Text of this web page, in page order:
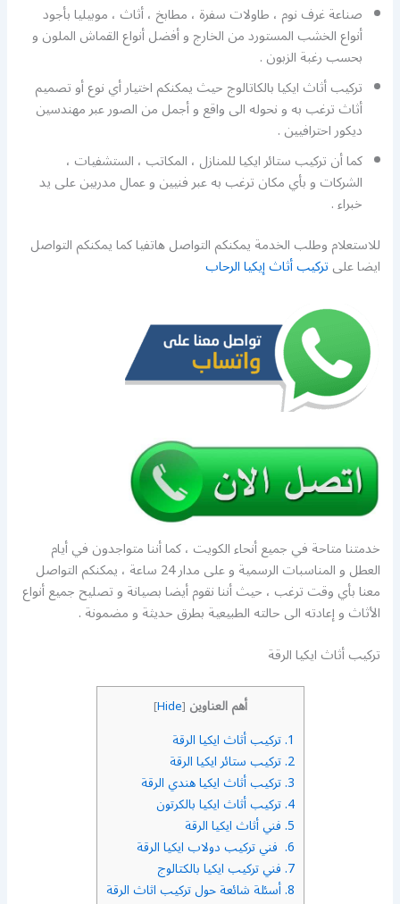
صناعة غرف نوم ، طاولات سفرة ، مطابخ ، أثاث ، موبيليا بأجود
أنواع الخشب المستورد من الخارج و أفضل أنواع القماش الملون و
بحسب رغبة الزبون .
تركيب أثاث ايكيا بالكاتالوج حيث يمكنكم اختيار أي نوع أو تصميم
أثاث ترغب به و نحوله الى واقع و أجمل من الصور عبر مهندسين
ديكور احترافيين .
كما أن تركيب ستائر ايكيا للمنازل ، المكاتب ، الستشفيات ،
الشركات و بأي مكان ترغب به عبر فنيين و عمال مدربين على يد
خبراء .
للاستعلام وطلب الخدمة يمكنكم التواصل هاتفيا كما يمكنكم التواصل
ايضا علىتركيب أثاث إيكيا الرحاب
خدمتنا متاحة في جميع أنحاء الكويت ، كما أننا متواجدون في أيام
العطل و المناسبات الرسمية و على مدار 24 ساعة ، يمكنكم التواصل
معنا بأي وقت ترغب ، حيث أننا نقوم أيضا بصيانة و تصليح جميع أنواع
الأثاث و إعادته الى حالته الطبيعية بطرق حديثة و مضمونة .
تركيب أثاث ايكيا الرقة
أهم العناوين [
Hide
]
1. تركيب أثاث ايكيا الرقة
2. تركيب ستائر ايكيا الرقة
3. تركيب أثاث ايكيا هندي الرقة
4. تركيب أثاث ايكيا بالكرتون
5. فني أثاث ايكيا الرقة
6. فني تركيب دولاب ايكيا الرقة
7. فني تركيب ايكيا بالكتالوج
8. أسئلة شائعة حول تركيب اثاث الرقة